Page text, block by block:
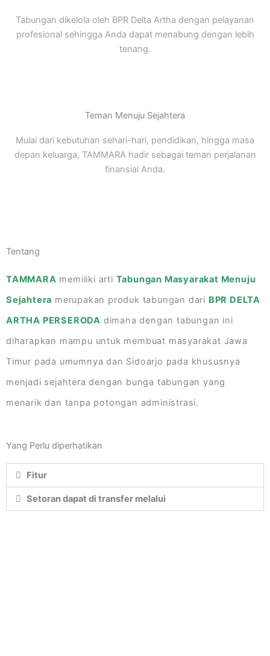
Tabungan dikelola oleh BPR Delta Artha dengan pelayanan
profesional sehingga Anda dapat menabung dengan lebih
tenang.
Teman Menuju Sejahtera
Mulai dari kebutuhan sehari-hari, pendidikan, hingga masa
depan keluarga, TAMMARA hadir sebagai teman perjalanan
finansial Anda.
Tentang
TAMMARA memiliki arti Tabungan Masyarakat Menuju
Sejahtera merupakan produk tabungan dari BPR DELTA
ARTHA PERSERODA dimana dengan tabungan ini
diharapkan mampu untuk membuat masyarakat Jawa
Timur pada umumnya dan Sidoarjo pada khususnya
menjadi sejahtera dengan bunga tabungan yang
menarik dan tanpa potongan administrasi.
Yang Perlu diperhatikan
Fitur
Setoran dapat di transfer melalui